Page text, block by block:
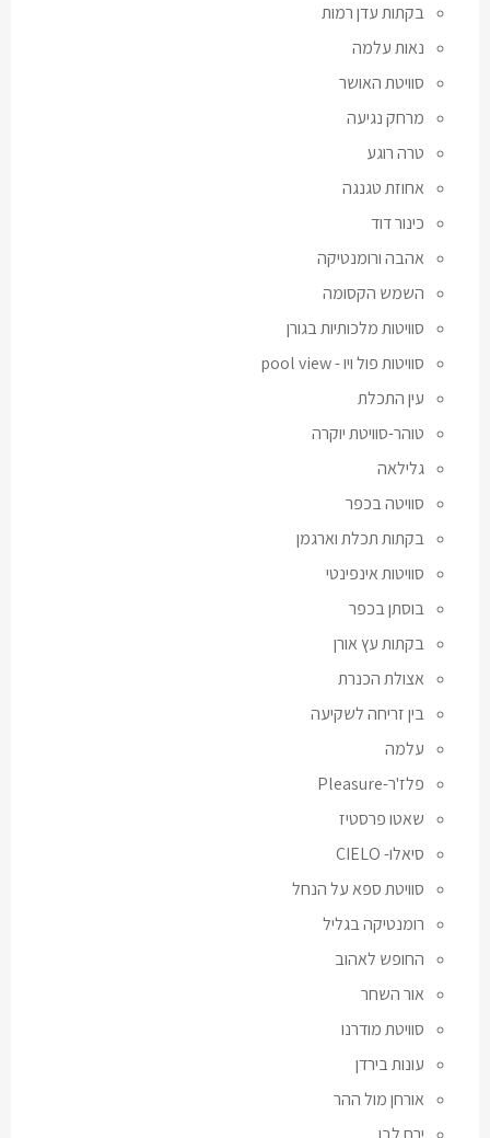
בקתות עדן רמות
נאות עלמה
סוויטת האושר
מרחק נגיעה
טרה רוגע
אחוזת טגנגה
כינור דוד
אהבה ורומנטיקה
השמש הקסומה
סוויטות מלכותיות בגורן
סוויטות פול ויו - pool view
עין התכלת
טוהר-סוויטת יוקרה
גלילאה
סוויטה בכפר
בקתות תכלת וארגמן
סוויטות אינפינטי
בוסתן בכפר
בקתות עץ אורן
אצולת הכנרת
בין זריחה לשקיעה
עלמה
פלז'ר-Pleasure
שאטו פרסטיז
סיאלו- CIELO
סוויטת ספא על הנחל
רומנטיקה בגליל
החופש לאהוב
אור השחר
סוויטת מודרנו
עונות בירדן
אורחן מול ההר